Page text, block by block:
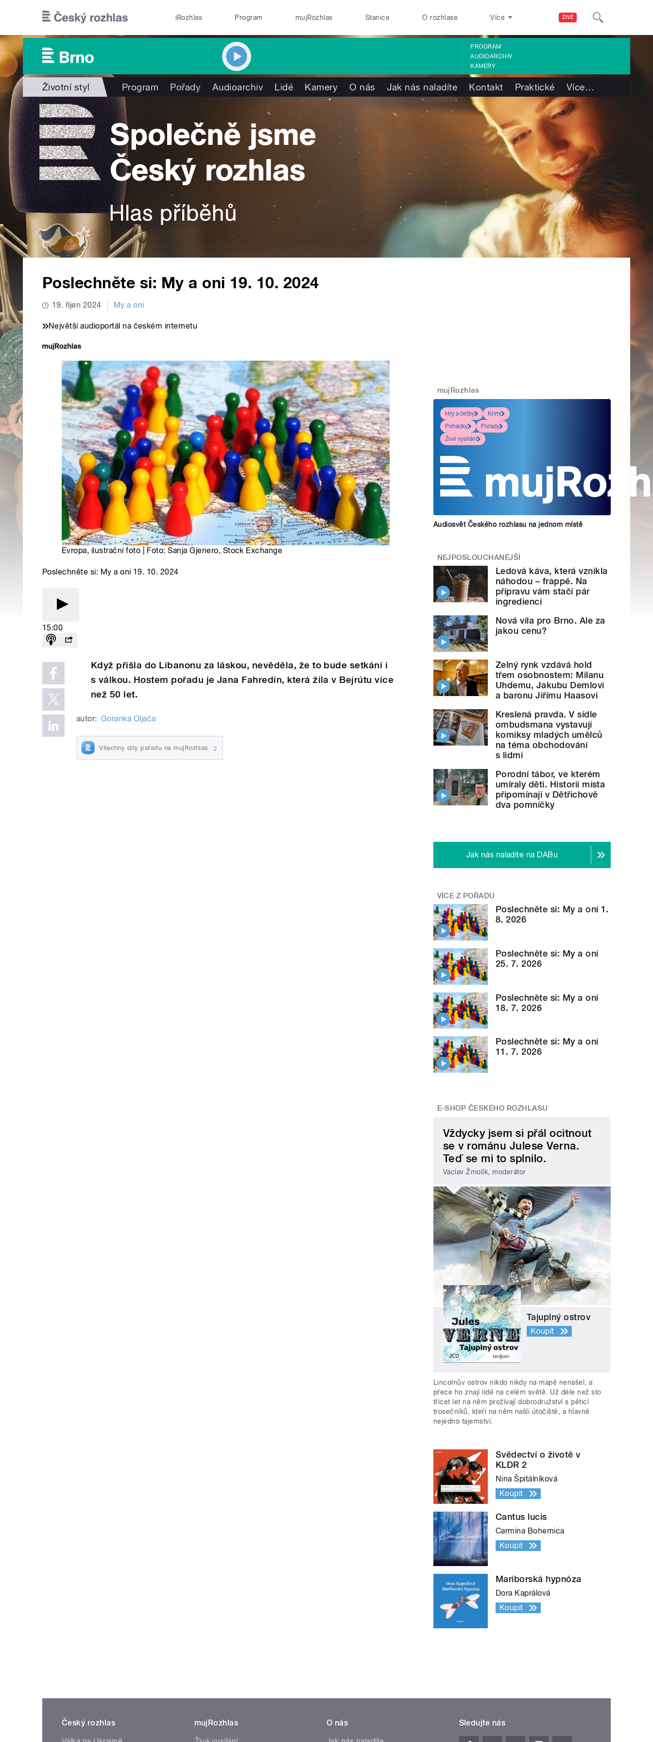
ŽIVĚ
iRozhlas Program mujRozhlas Stanice O rozhlase Více
PROGRAM
AUDIOARCHIV
KAMERY
Životní styl Program Pořady Audioarchiv Lidé Kamery O nás Jak nás naladíte Kontakt Praktické Více…
Poslechněte si: My a oni 19. 10. 2024
19. říjen 2024 My a oni
Největší audioportál na českém internetu
Evropa, ilustrační foto | Foto: Sanja Gjenero, Stock Exchange
Poslechněte si: My a oni 19. 10. 2024
15:00
Když přišla do Libanonu za láskou, nevěděla, že to bude setkání i
s válkou. Hostem pořadu je Jana Fahredin, která žila v Bejrútu více
než 50 let.
autor: Goranka Oljača
Všechny díly pořadu na mujRozhlas
mujRozhlas
Hry a četby
Krimi
Pohádky
Pořady
Živé vysílání
Audiosvět Českého rozhlasu na jednom místě
NEJPOSLOUCHANĚJŠÍ
Ledová káva, která vznikla
náhodou – frappé. Na
přípravu vám stačí pár
ingrediencí
Nová vila pro Brno. Ale za
jakou cenu?
Zelný rynk vzdává hold
třem osobnostem: Milanu
Uhdemu, Jakubu Demlovi
a baronu Jiřímu Haasovi
Kreslená pravda. V sídle
ombudsmana vystavují
komiksy mladých umělců
na téma obchodování
s lidmi
Porodní tábor, ve kterém
umíraly děti. Historii místa
připomínají v Dětřichově
dva pomníčky
Jak nás naladíte na DABu
VÍCE Z POŘADU
Poslechněte si: My a oni 1.
8. 2026
Poslechněte si: My a oni
25. 7. 2026
Poslechněte si: My a oni
18. 7. 2026
Poslechněte si: My a oni
11. 7. 2026
E-SHOP ČESKÉHO ROZHLASU
Vždycky jsem si přál ocitnout
se v románu Julese Verna.
Teď se mi to splnilo.
Václav Žmolík, moderátor
Tajuplný ostrov
Koupit
Lincolnův ostrov nikdo nikdy na mapě nenašel, a
přece ho znají lidé na celém světě. Už déle než sto
třicet let na něm prožívají dobrodružství s pěticí
trosečníků, kteří na něm našli útočiště, a hlavně
nejedno tajemství.
Svědectví o životě v
KLDR 2
Nina Špitálníková
Koupit
Cantus lucis
Carmina Bohemica
Koupit
Mariborská hypnóza
Dora Kaprálová
Koupit
Český rozhlas
mujRozhlas
O nás
Sledujte nás